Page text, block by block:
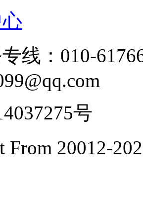
线：010-
号
From 20012-